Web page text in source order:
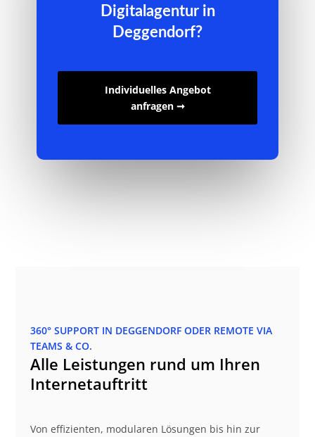
Digitalagentur in
Deggendorf?
Individuelles Angebot
anfragen ➞
360° SUPPORT IN DEGGENDORF ODER REMOTE VIA
TEAMS & CO.
Alle Leistungen rund um Ihren
Internetauftritt
Von effizienten, modularen Lösungen bis hin zur